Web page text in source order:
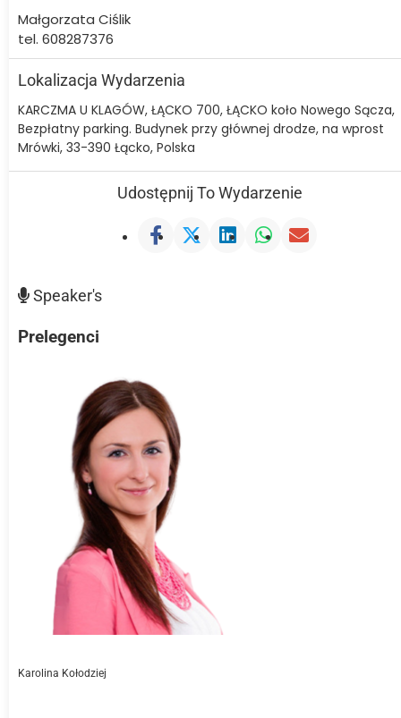
Małgorzata Ciślik
tel. 608287376
Lokalizacja Wydarzenia
KARCZMA U KLAGÓW, ŁĄCKO 700, ŁĄCKO koło Nowego Sącza,
Bezpłatny parking. Budynek przy głównej drodze, na wprost
Mrówki, 33-390 Łącko, Polska
Udostępnij To Wydarzenie
Speaker's
Prelegenci
Karolina Kołodziej